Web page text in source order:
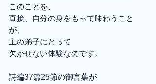
このことを、
直接、自分の身をもって味わうこと
が、
主の弟子にとって
欠かせない体験なのです。
詩編37篇25節の御言葉が